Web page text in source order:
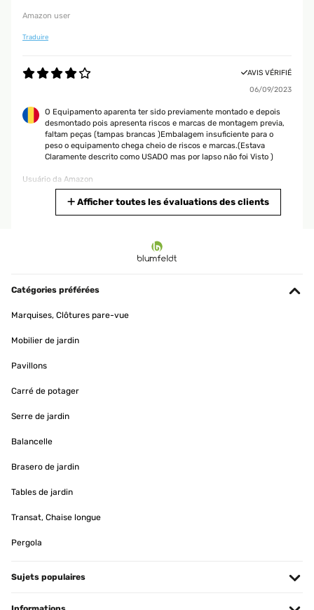
Amazon user
Traduire
AVIS VÉRIFIÉ
06/09/2023
O Equipamento aparenta ter sido previamente montado e depois
desmontado pois apresenta riscos e marcas de montagem previa,
faltam peças (tampas brancas )Embalagem insuficiente para o
peso o equipamento chega cheio de riscos e marcas.(Estava
Claramente descrito como USADO mas por lapso não foi Visto )
Usuário da Amazon
ganz kleinen. Abkühlung an Hitzetagen verschafft uns nun diese
Dusche. Sie ist superschnell aufgebaut, steht stabil und lässt sich
eine angenehme Intensität und ist gleichmäßig, die Bodenplatte ist
schnell wieder ab. Zudem sieht die Dusche sehr schick aus. Einen
Dusche zum Gartenschlauch, dass im Lieferumfang ist, nicht mit
Baumarkt besorgt, aber bei einer Dusche zu diesem Preis dürfte
das nicht vorkommen bzw. müsste es einfach nachgeliefert
Dusche absolut weiter, weil ich sie einfach toll finde.
Amazon-Benutzer
Traduire
simple d'utilisation et efficace. Le débit d'eau est parfait après être
sorti de la piscine et couvre sans souci un adulte.Le tout bénéficie
particulier grâce à son socle en bois.
Afficher toutes les évaluations des clients
Catégories préférées
Marquises, Clôtures pare-vue
Mobilier de jardin
Pavillons
Carré de potager
Serre de jardin
Balancelle
Brasero de jardin
Tables de jardin
Transat, Chaise longue
Pergola
Sujets populaires